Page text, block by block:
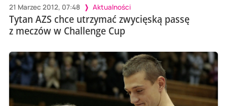
21 Marzec 2012, 07:48 Aktualności
Tytan AZS chce utrzymać zwycięską passę
z meczów w Challenge Cup